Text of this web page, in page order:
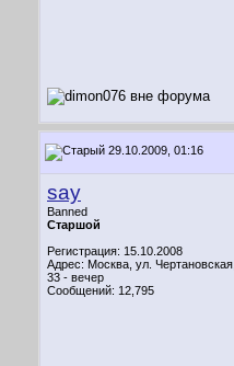
29.10.2009, 01:16
say
Banned
Старшой
Регистрация: 15.10.2008
Адрес: Москва, ул. Чертановская,
33 - вечер
Сообщений: 12,795